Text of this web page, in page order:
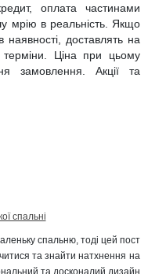
оплата частинами
мрію в реальність. Якщо
доставлять на
Ціна при цьому
замовлення. Акції та
спальню, тоді цей пост
та знайти натхнення на
та досконалий дизайн